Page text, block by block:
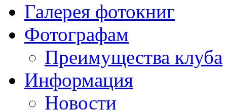
Галерея фотокниг
Фотографам
Преимущества клуба
Информация
Новости